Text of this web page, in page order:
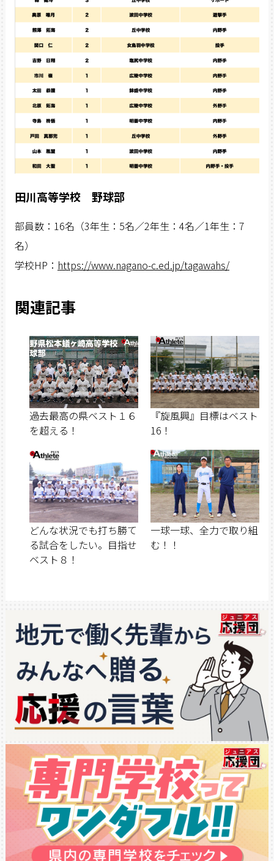
田川高等学校 野球部
部員数：16名（3年生：5名／2年生：4名／1年生：7
名）
学校HP： https://www.nagano-c.ed.jp/tagawahs/
関連記事
過去最高の県ベスト１６
を超える！
『旋風興』目標はベスト
16！
どんな状況でも打ち勝て
る試合をしたい。目指せ
ベスト８！
一球一球、全力で取り組
む！！